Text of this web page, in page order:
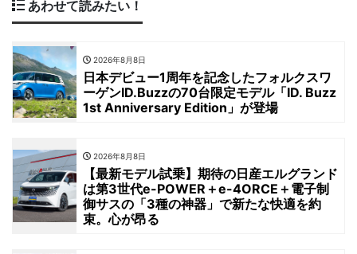
あわせて読みたい！
2026年8月8日
日本デビュー1周年を記念したフォルクスワ
ーゲンID.Buzzの70台限定モデル「ID. Buzz
1st Anniversary Edition」が登場
2026年8月8日
【最新モデル試乗】期待の日産エルグランド
は第3世代e-POWER＋e-4ORCE＋電子制
御サスの「3種の神器」で新たな快適を約
束。心が昂る